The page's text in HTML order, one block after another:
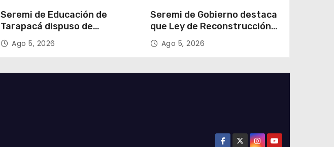
Seremi de Educación de
Tarapacá dispuso de
facilitadores para apoyar
proceso de Admisión Escolar
Ago 5, 2026
Seremi de Gobierno destaca
que Ley de Reconstrucción
Nacional impulsará la
inversión y el empleo en
Ago 5, 2026